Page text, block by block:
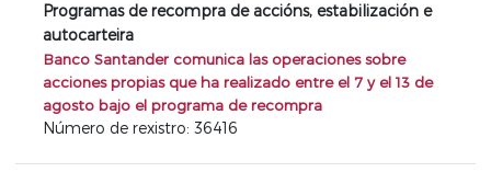
Programas de recompra de accións, estabilización e
autocarteira
Banco Santander comunica las operaciones sobre
acciones propias que ha realizado entre el 7 y el 13 de
agosto bajo el programa de recompra
Número de rexistro: 36416